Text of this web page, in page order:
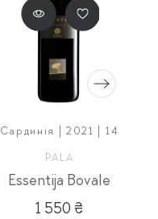
Сардинія | 2021 | 14
PALA
Essentija Bovale
1 550 ₴